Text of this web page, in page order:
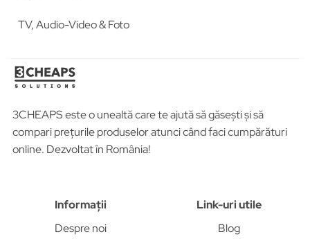
TV, Audio-Video & Foto
3CHEAPS este o unealtă care te ajută să găsești și să
compari prețurile produselor atunci când faci cumpărături
online. Dezvoltat în România!
Informații
Despre noi
Link-uri utile
Blog